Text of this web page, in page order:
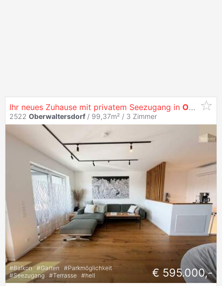
Ihr neues Zuhause mit privatem Seezugang in Oberwaltersdorf
2522 Oberwaltersdorf / 99,37m² / 3 Zimmer
#Balkon #Garten #Parkmöglichkeit
#Seezugang #Terrasse #hell € 595.000,-